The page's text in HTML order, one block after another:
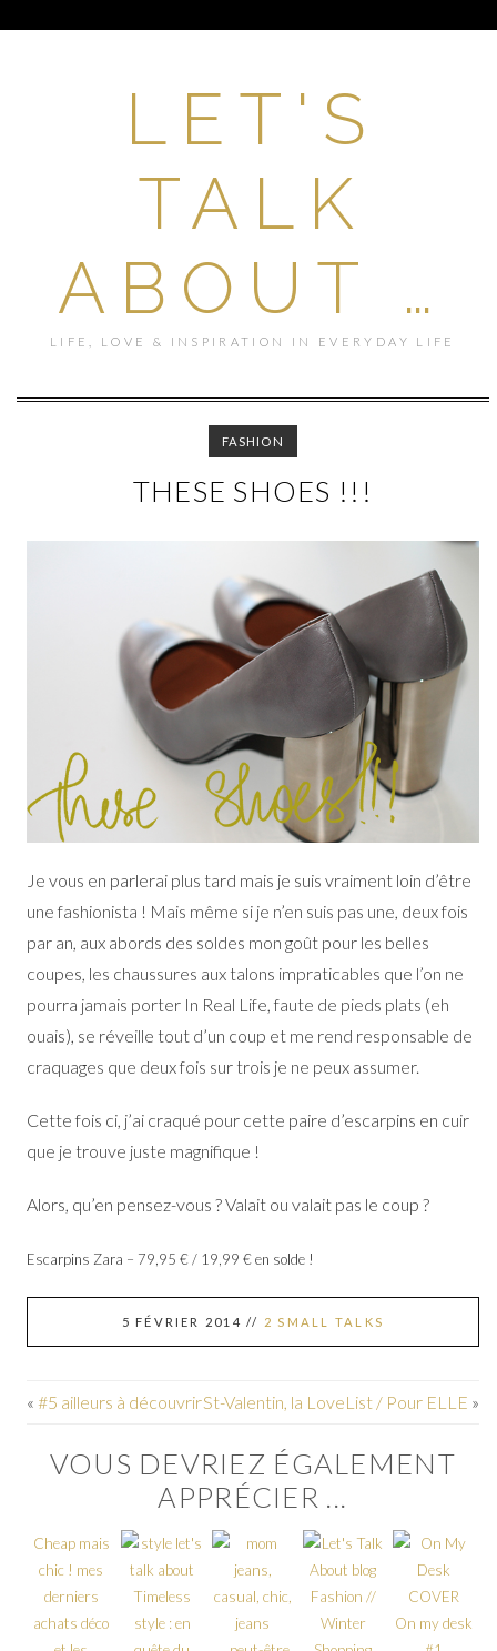
LET'S
TALK
ABOUT …
LIFE, LOVE & INSPIRATION IN EVERYDAY LIFE
FASHION
THESE SHOES !!!
Je vous en parlerai plus tard mais je suis vraiment loin d’être
une fashionista ! Mais même si je n’en suis pas une, deux fois
par an, aux abords des soldes mon goût pour les belles
coupes, les chaussures aux talons impraticables que l’on ne
pourra jamais porter In Real Life, faute de pieds plats (eh
ouais), se réveille tout d’un coup et me rend responsable de
craquages que deux fois sur trois je ne peux assumer.
Cette fois ci, j’ai craqué pour cette paire d’escarpins en cuir
que je trouve juste magnifique !
Alors, qu’en pensez-vous ? Valait ou valait pas le coup ?
Escarpins Zara – 79,95 € / 19,99 € en solde !
5 FÉVRIER 2014 // 2 SMALL TALKS
« #5 ailleurs à découvrirSt-Valentin, la LoveList / Pour ELLE »
VOUS DEVRIEZ ÉGALEMENT
APPRÉCIER ...
Cheap mais
chic ! mes
derniers
achats déco
Timeless
style : en
Fashion //
Winter
On my desk